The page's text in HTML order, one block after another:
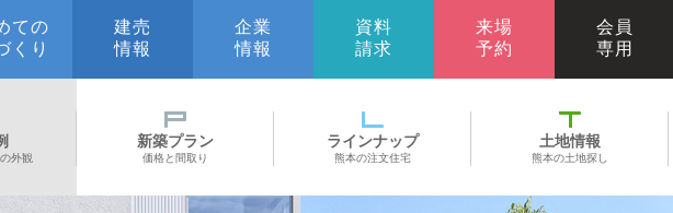
ての
くり
建売
情報
企業
情報
資料
請求
来場
予約
会員
専用
外観
新築プラン
価格と間取り
ラインナップ
熊本の注文住宅
土地情報
熊本の土地探し